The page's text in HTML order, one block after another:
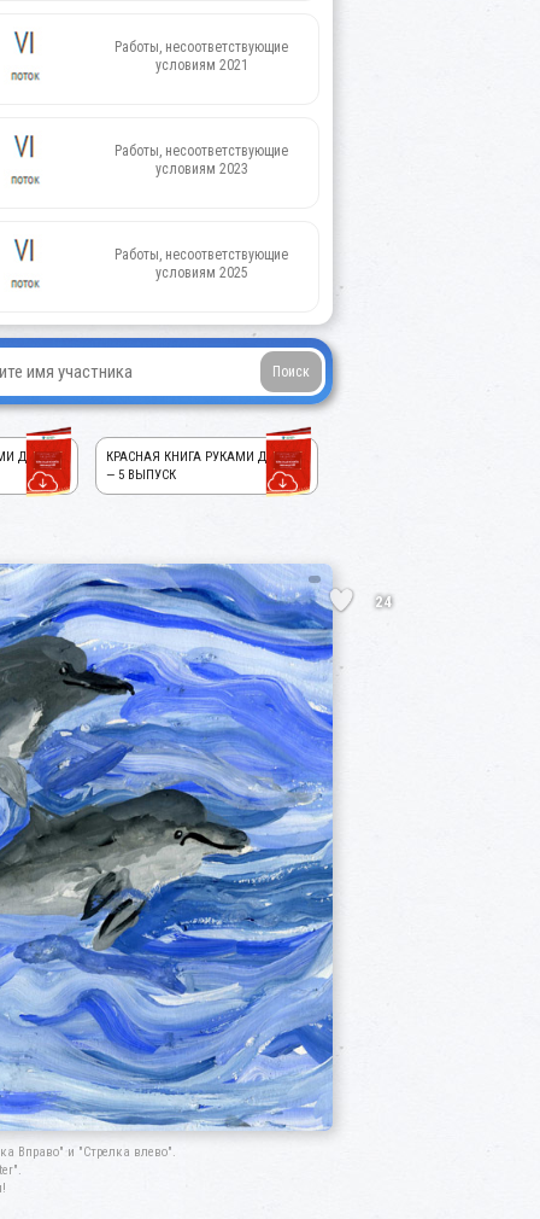
Работы, несоответствующие
условиям 2021
Работы, несоответствующие
условиям 2023
Работы, несоответствующие
условиям 2025
ДЕТЕЙ!
КРАСНАЯ КНИГА РУКАМИ ДЕТЕЙ!
— 5 ВЫПУСК
24
Вправо" и "Стрелка влево".